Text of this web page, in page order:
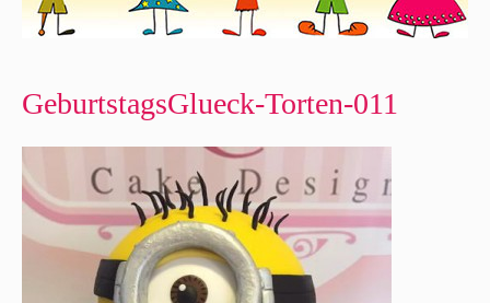
GeburtstagsGlueck-Torten-011